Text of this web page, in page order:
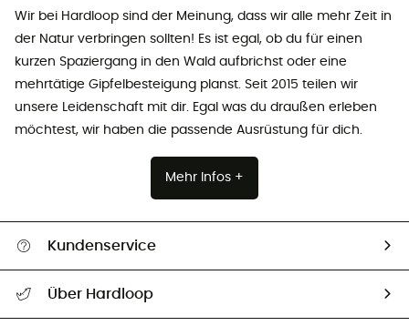
Wir bei Hardloop sind der Meinung, dass wir alle mehr Zeit in
der Natur verbringen sollten! Es ist egal, ob du für einen
kurzen Spaziergang in den Wald aufbrichst oder eine
mehrtätige Gipfelbesteigung planst. Seit 2015 teilen wir
unsere Leidenschaft mit dir. Egal was du draußen erleben
möchtest, wir haben die passende Ausrüstung für dich.
Mehr Infos +
Kundenservice
Über Hardloop